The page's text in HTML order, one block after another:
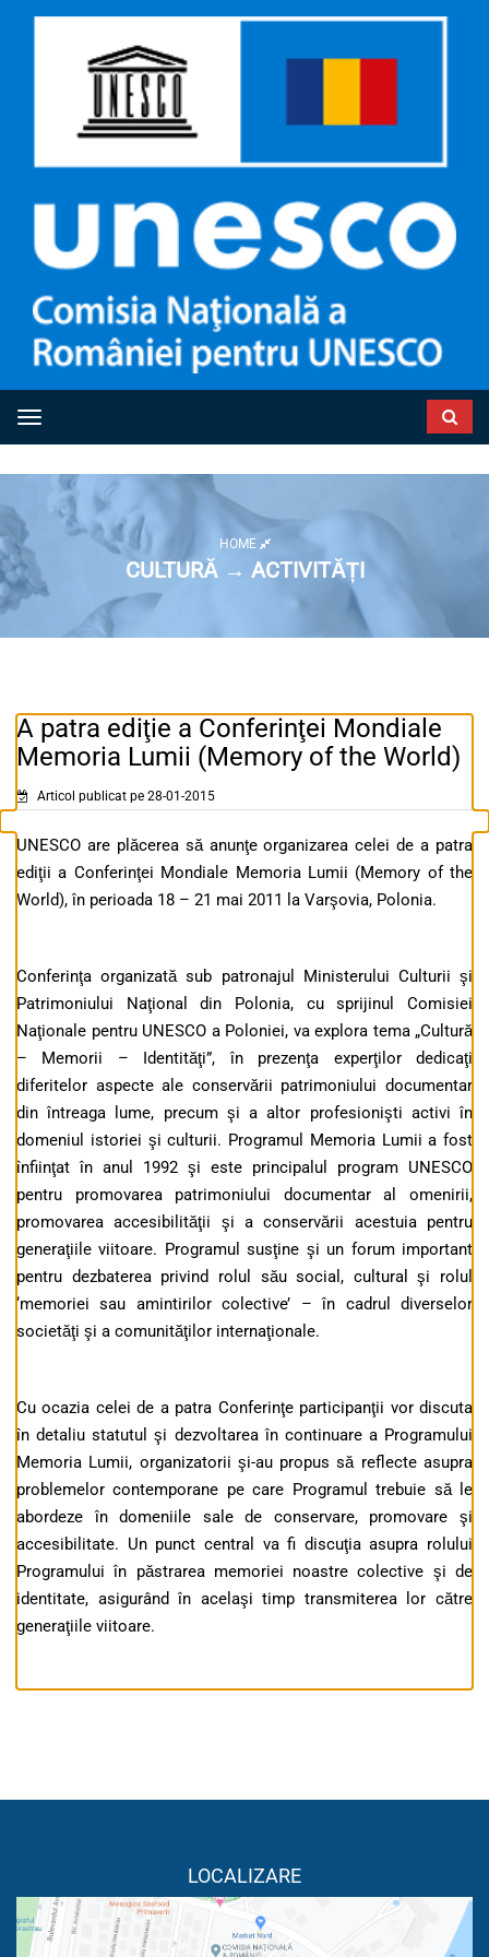
Toggle navigation
HOME
CULTURĂ → ACTIVITĂȚI
A patra ediţie a Conferinţei Mondiale
Memoria Lumii (Memory of the World)
Articol publicat pe 28-01-2015
UNESCO are plăcerea să anunţe organizarea celei de a patra
ediţii a Conferinţei Mondiale Memoria Lumii (Memory of the
World), în perioada 18 – 21 mai 2011 la Varşovia, Polonia.
Conferinţa organizată sub patronajul Ministerului Culturii şi
Patrimoniului Naţional din Polonia, cu sprijinul Comisiei
Naţionale pentru UNESCO a Poloniei, va explora tema „Cultură
– Memorii – Identităţi”, în prezenţa experţilor dedicaţi
diferitelor aspecte ale conservării patrimoniului documentar
din întreaga lume, precum şi a altor profesionişti activi în
domeniul istoriei şi culturii. Programul Memoria Lumii a fost
înfiinţat în anul 1992 şi este principalul program UNESCO
pentru promovarea patrimoniului documentar al omenirii,
promovarea accesibilităţii şi a conservării acestuia pentru
generaţiile viitoare. Programul susţine şi un forum important
pentru dezbaterea privind rolul său social, cultural şi rolul
‘memoriei sau amintirilor colective’ – în cadrul diverselor
societăţi şi a comunităţilor internaţionale.
Cu ocazia celei de a patra Conferinţe participanţii vor discuta
în detaliu statutul şi dezvoltarea în continuare a Programului
Memoria Lumii, organizatorii şi-au propus să reflecte asupra
problemelor contemporane pe care Programul trebuie să le
abordeze în domeniile sale de conservare, promovare şi
accesibilitate. Un punct central va fi discuţia asupra rolului
Programului în păstrarea memoriei noastre colective şi de
identitate, asigurând în acelaşi timp transmiterea lor către
generaţiile viitoare.
LOCALIZARE